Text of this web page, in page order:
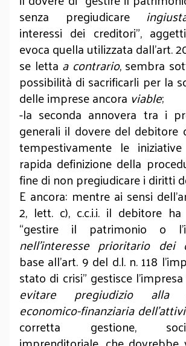
senza pregiudicare
interessi dei creditori”,
evoca quella utilizzata dall’art.
se letta a contrario, sembra
possibilità di sacrificarli per la
delle imprese ancora viable;
-la seconda annovera tra i
generali il dovere del debitore
tempestivamente le
rapida definizione della
fine di non pregiudicare i diritti
E ancora: mentre ai sensi
2, lett. c), c.c.i.i. il debitore
“gestire il patrimonio o
nell’interesse prioritario dei
base all’art. 9 del d.l. n. 118
stato di crisi” gestisce l’impresa
evitare pregiudizio alla
economico-finanziaria
corretta gestione,